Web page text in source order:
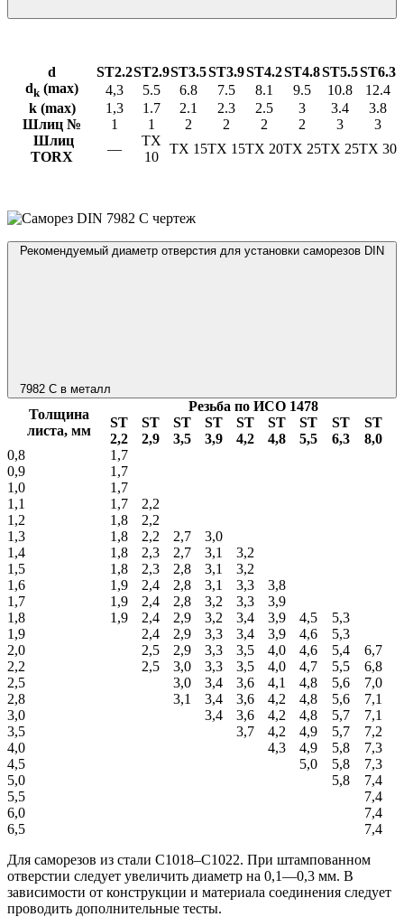
d ST2.2ST2.9ST3.5ST3.9ST4.2ST4.8ST5.5ST6.3
dk (max) 4,3 5.5 6.8 7.5 8.1 9.5 10.8
12.4
k (max)
1,3 1.7 2.1 2.3 2.5 3 3.4
3.8
Шлиц №
1 1 2 2 2 2 3
3
Шлиц
TORX
—
TX
10
TX 15TX 15TX 20TX 25TX 25TX 30
Рекомендуемый диаметр отверстия для установки саморезов DIN
7982 C в металл
Толщина
листа, мм
Резьба по ИСО 1478
ST
2,2
ST
2,9
ST
3,5
ST
3,9
ST
4,2
ST
4,8
ST
5,5
ST
6,3
ST
8,0
0,8
1,7
0,9
1,7
1,0
1,7
1,1
1,7
2,2
1,2
1,8
2,2
1,3
1,8 2,2 2,7
3,0
1,4
1,8 2,3 2,7 3,1
3,2
1,5
1,8 2,3 2,8 3,1
3,2
1,6
1,9 2,4 2,8 3,1 3,3
3,8
1,7
1,9 2,4 2,8 3,2 3,3
3,9
1,8
1,9 2,4 2,9 3,2 3,4 3,9 4,5
5,3
1,9
2,4 2,9 3,3 3,4 3,9 4,6
5,3
2,0
2,5 2,9 3,3 3,5 4,0 4,6 5,4
6,7
2,2
2,5 3,0 3,3 3,5 4,0 4,7 5,5
6,8
2,5
3,0 3,4 3,6 4,1 4,8 5,6
7,0
2,8
3,1 3,4 3,6 4,2 4,8 5,6
7,1
3,0
3,4 3,6 4,2 4,8 5,7
7,1
3,5
3,7 4,2 4,9 5,7
7,2
4,0
4,3 4,9 5,8
7,3
4,5
5,0 5,8
7,3
5,0
5,8
7,4
5,5
7,4
6,0
7,4
6,5
7,4
Для саморезов из стали С1018–С1022. При штампованном
отверстии следует увеличить диаметр на 0,1—0,3 мм. В
зависимости от конструкции и материала соединения следует
проводить дополнительные тесты.